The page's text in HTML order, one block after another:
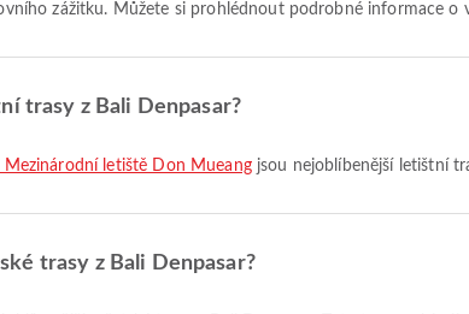
zážitku. Můžete si prohlédnout podrobné informace
trasy z Bali Denpasar?
letiště Don Mueangjsou nejoblíbenější letištní
trasy z Bali Denpasar?